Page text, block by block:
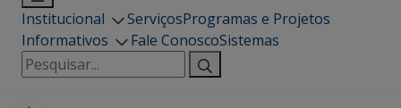
Institucional ServiçosProgramas e Projetos
Informativos
Fale ConoscoSistemas
Pesquisar
por: